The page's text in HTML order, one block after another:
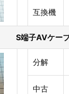
互換機
S端子AVケー
分解
中古